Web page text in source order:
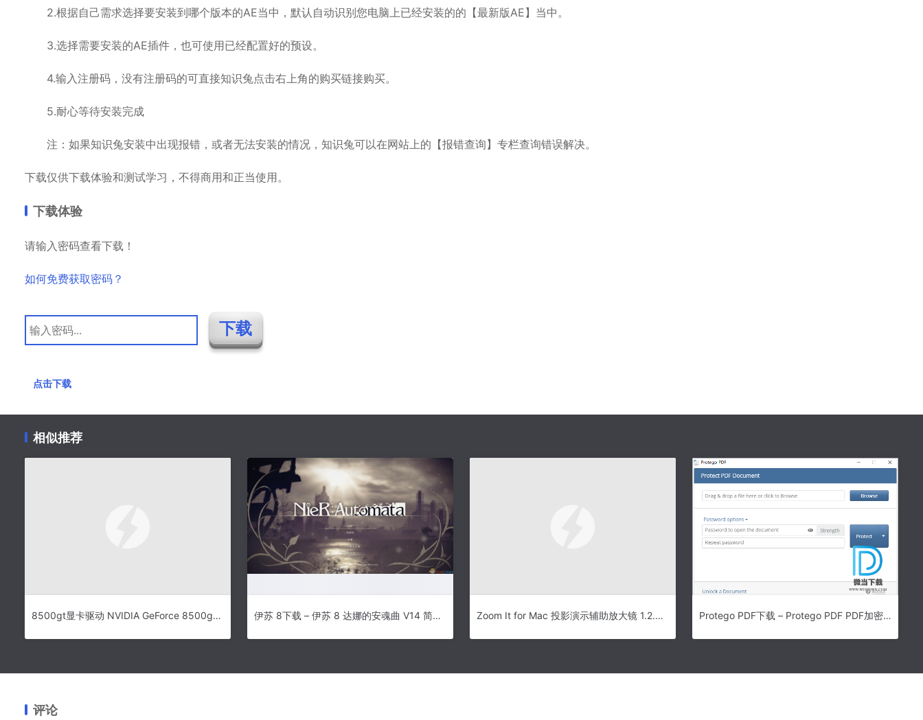
2.根据自己需求选择要安装到哪个版本的AE当中，默认自动识别您电脑上已经安装的的【最新版AE】当中。
3.选择需要安装的AE插件，也可使用已经配置好的预设。
4.输入注册码，没有注册码的可直接知识兔点击右上角的购买链接购买。
5.耐心等待安装完成
注：如果知识兔安装中出现报错，或者无法安装的情况，知识兔可以在网站上的【报错查询】专栏查询错误解决。
下载仅供下载体验和测试学习，不得商用和正当使用。
下载体验
请输入密码查看下载！
如何免费获取密码？
点击下载
相似推荐
8500gt显卡驱动 NVIDIA GeForce 8500gt显卡驱动 伊苏 8下载 – 伊苏 8 达娜的安魂曲 V14 简体中文典藏版 Zoom It for Mac 投影演示辅助放大镜 1.2.4 苹果特别版 Protego PDF下载 – Protego PDF PDF加密工具 0.8 绿色版
评论